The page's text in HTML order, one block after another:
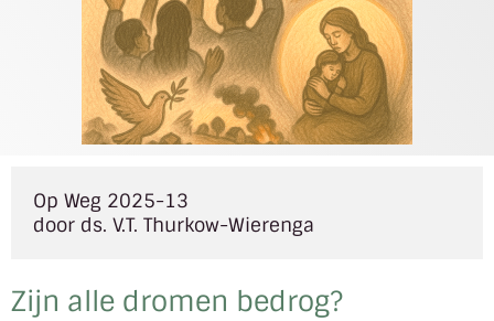
Op Weg 2025-13
door ds. V.T. Thurkow-Wierenga
Zijn alle dromen bedrog?